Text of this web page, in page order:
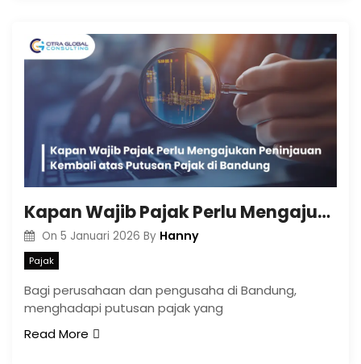
Kapan Wajib Pajak Perlu Mengajukan Peninjauan Kembali atas Putusan Pajak di Bandung
On 5 Januari 2026 By Hanny
Pajak
Bagi perusahaan dan pengusaha di Bandung,
menghadapi putusan pajak yang
Read More